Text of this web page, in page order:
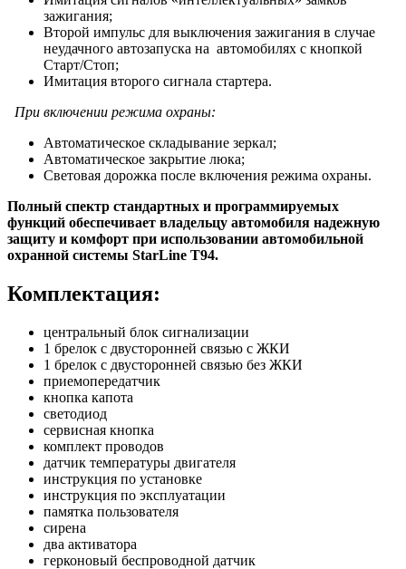
зажигания;
Второй импульс для выключения зажигания в случае
неудачного автозапуска на автомобилях с кнопкой
Старт/Стоп;
Имитация второго сигнала стартера.
При включении режима охраны:
Автоматическое складывание зеркал;
Автоматическое закрытие люка;
Световая дорожка после включения режима охраны.
Полный спектр стандартных и программируемых
функций обеспечивает владельцу автомобиля надежную
защиту и комфорт при использовании автомобильной
охранной системы StarLine T94.
Комплектация:
центральный блок сигнализации
1 брелок с двусторонней связью с ЖКИ
1 брелок с двусторонней связью без ЖКИ
приемопередатчик
кнопка капота
светодиод
сервисная кнопка
комплект проводов
датчик температуры двигателя
инструкция по установке
инструкция по эксплуатации
памятка пользователя
сирена
два активатора
герконовый беспроводной датчик